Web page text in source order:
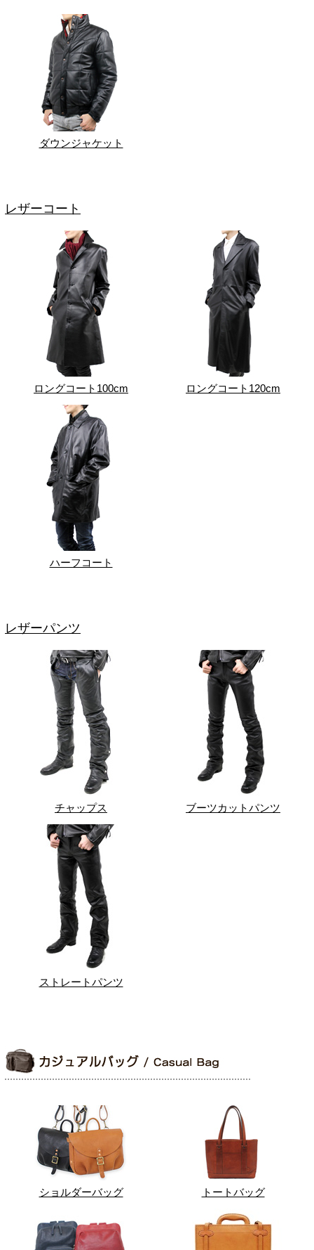
ダウンジャケット
レザーコート
ロングコート100cm ロングコート120cm
ハーフコート
レザーパンツ
チャップス ブーツカットパンツ
ストレートパンツ
ショルダーバッグ トートバッグ